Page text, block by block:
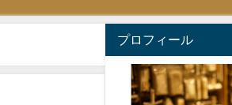
プロフィール